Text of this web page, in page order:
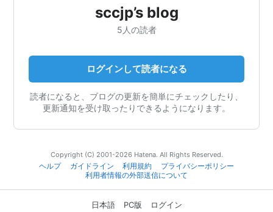
sccjp’s blog
5人の読者
ログインして読者になる
読者になると、ブログの更新を簡単にチェックしたり、
更新通知を受け取ったりできるようになります。
Copyright (C) 2001-2026 Hatena. All Rights Reserved.
ヘルプ
ガイドライン 利用規約
プライバシーポリシー
利用者情報の外部送信について
日本語 PC版 ログイン